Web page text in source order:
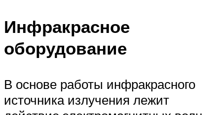
Инфракрасное
оборудование
В основе работы инфракрасного
источника излучения лежит